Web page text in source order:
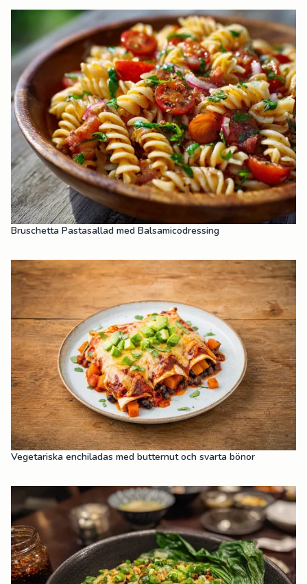
Bruschetta Pastasallad med Balsamicodressing
Vegetariska enchiladas med butternut och svarta bönor